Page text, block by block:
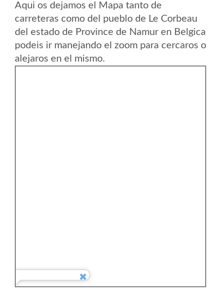
Aqui os dejamos el Mapa tanto de
carreteras como del pueblo de Le Corbeau
del estado de Province de Namur en Belgica
podeis ir manejando el zoom para cercaros o
alejaros en el mismo.